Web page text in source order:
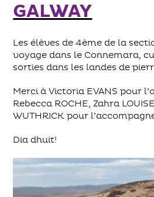
GALWAY
Les élèves de 4ème de la
voyage dans le Connemara,
sorties dans les landes de
Merci à Victoria EVANS pour
Rebecca ROCHE, Zahra
WUTHRICK pour
Dia dhuit!